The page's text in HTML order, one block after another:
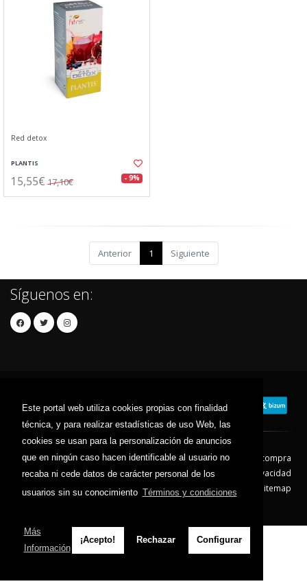
Este portal web utiliza cookies propias con finalidad
técnica, y para realizar estadísticas de uso Web, las
cookies se usan para la personalización de anuncios
que en ningún caso hacen identificable al usuario no
recaba ni cede datos de carácter personal de los
usuarios sin su conocimiento Términos y condiciones
Más
Información
¡Acepto! Rechazar Configurar
Red detox
PLANTIS
15,55€ 17,10€ - 9%
Anterior 1 Siguiente
Síguenos en:
Contacto Aviso Legal
Condiciones de compra
Política de envíos
Política de devolución
Política de Privacidad
Política de Cookies
Sitemap